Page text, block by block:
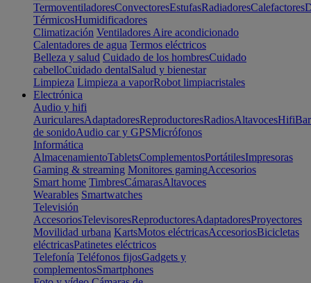
TermoventiladoresConvectoresEstufasRadiadoresCalefactores
TérmicosHumidificadores
Climatización Ventiladores Aire acondicionado
Calentadores de agua Termos eléctricos
Belleza y salud Cuidado de los hombresCuidado
cabelloCuidado dentalSalud y bienestar
Limpieza Limpieza a vaporRobot limpiacristales
Electrónica
Audio y hifi
AuricularesAdaptadoresReproductoresRadiosAltavocesHifi
de sonidoAudio car y GPSMicrófonos
Informática
AlmacenamientoTabletsComplementosPortátilesImpresoras
Gaming & streaming Monitores gamingAccesorios
Smart home TimbresCámarasAltavoces
Wearables Smartwatches
Televisión
AccesoriosTelevisoresReproductoresAdaptadoresProyectores
Movilidad urbana KartsMotos eléctricasAccesoriosBicicletas
eléctricasPatinetes eléctricos
Telefonía Teléfonos fijosGadgets y
complementosSmartphones